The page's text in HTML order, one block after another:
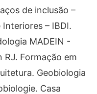
de inclusão –
– IBDI.
MADEIN -
RJ. Formação em
Geobiologia
Casa